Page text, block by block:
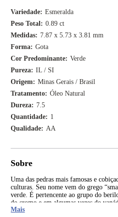
Variedade
Esmeralda
Peso Total
0.89 ct
Medidas
7.87 x 5.73 x 3.81 mm
Forma
Gota
Cor Predominante
Verde
Pureza
IL / SI
Origem
Minas Gerais / Brasil
Tratamento
Óleo Natural
Dureza
7.5
Quantidade
1
Qualidade
AA
Sobre
Uma das pedras mais famosas e
culturas. Seu nome vem do grego
verde. É pertencente ao grupo do
do cromo e em algumas vezes do
Mais